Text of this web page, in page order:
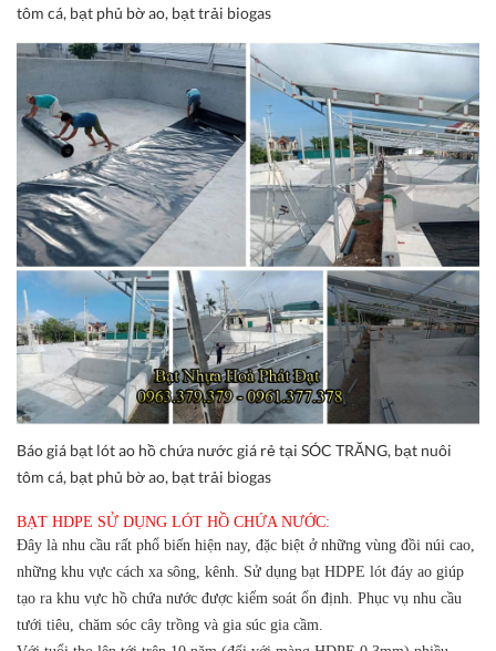
tôm cá, bạt phủ bờ ao, bạt trải biogas
Báo giá bạt lót ao hồ chứa nước giá rẻ tại SÓC TRĂNG, bạt nuôi
tôm cá, bạt phủ bờ ao, bạt trải biogas
BẠT HDPE SỬ DỤNG LÓT HỒ CHỨA NƯỚC:
Đây là nhu cầu rất phổ biến hiện nay, đặc biệt ở những vùng đồi núi cao,
những khu vực cách xa sông, kênh. Sử dụng bạt HDPE lót đáy ao giúp
tạo ra khu vực hồ chứa nước được kiểm soát ổn định. Phục vụ nhu cầu
tưới tiêu, chăm sóc cây trồng và gia súc gia cầm.